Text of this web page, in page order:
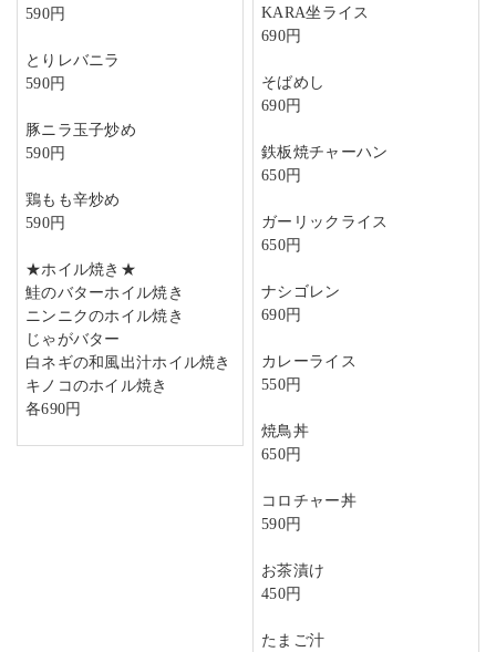
590円
とりレバニラ
590円
豚ニラ玉子炒め
590円
鶏もも辛炒め
590円
★ホイル焼き★
鮭のバターホイル焼き
ニンニクのホイル焼き
じゃがバター
白ネギの和風出汁ホイル焼き
キノコのホイル焼き
各690円
KARA坐ライス
690円
そばめし
690円
鉄板焼チャーハン
650円
ガーリックライス
650円
ナシゴレン
690円
カレーライス
550円
焼鳥丼
650円
コロチャー丼
590円
お茶漬け
450円
たまご汁